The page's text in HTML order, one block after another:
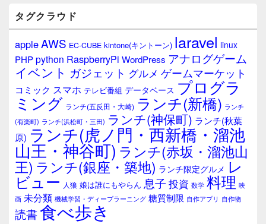
ウ
ィ
ジ
ェ
ア
タグクラウド
appleAWS EC-CUBE kintone(キントーン) laravel linux
PHPpython RaspberryPi WordPress アナログゲーム
イベント ガジェット グルメ ゲームマーケット
コミック スマホ テレビ番組 データベース プログラ
ミング ランチ(五反田・大崎) ランチ(新橋) ランチ
(有楽町) ランチ(浜松町・三田) ランチ(神保町) ランチ(秋葉
原) ランチ(虎ノ門・西新橋・溜池
山王・神谷町) ランチ(赤坂・溜池山
王) ランチ(銀座・築地) ランチ限定グルメ レ
ビュー 人狼 娘は誰にもやらん 息子 投資 数学 料理 映
画 未分類 機械学習・ディープラーニング 糖質制限 自作アプリ 自作物
読書食べ歩き